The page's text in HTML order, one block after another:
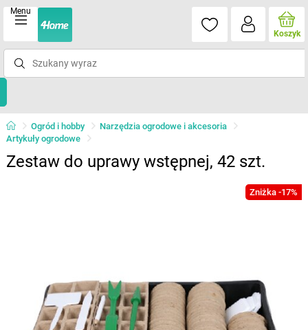
Menu
Koszyk
Ogród i hobby
Narzędzia ogrodowe i akcesoria
Artykuły ogrodowe
Zestaw do uprawy wstępnej, 42 szt.
Zniżka -17%